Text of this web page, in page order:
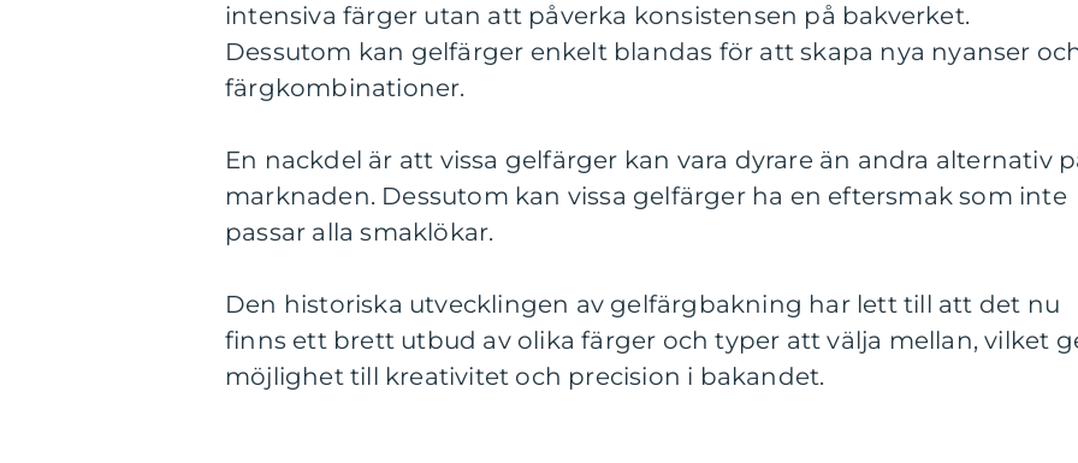
intensiva färger utan att påverka konsistensen på bakverket.
Dessutom kan gelfärger enkelt blandas för att skapa nya nyanser
färgkombinationer.
En nackdel är att vissa gelfärger kan vara dyrare än andra alternativ
marknaden. Dessutom kan vissa gelfärger ha en eftersmak som inte
passar alla smaklökar.
Den historiska utvecklingen av gelfärgbakning har lett till att det nu
finns ett brett utbud av olika färger och typer att välja mellan, vilket
möjlighet till kreativitet och precision i bakandet.